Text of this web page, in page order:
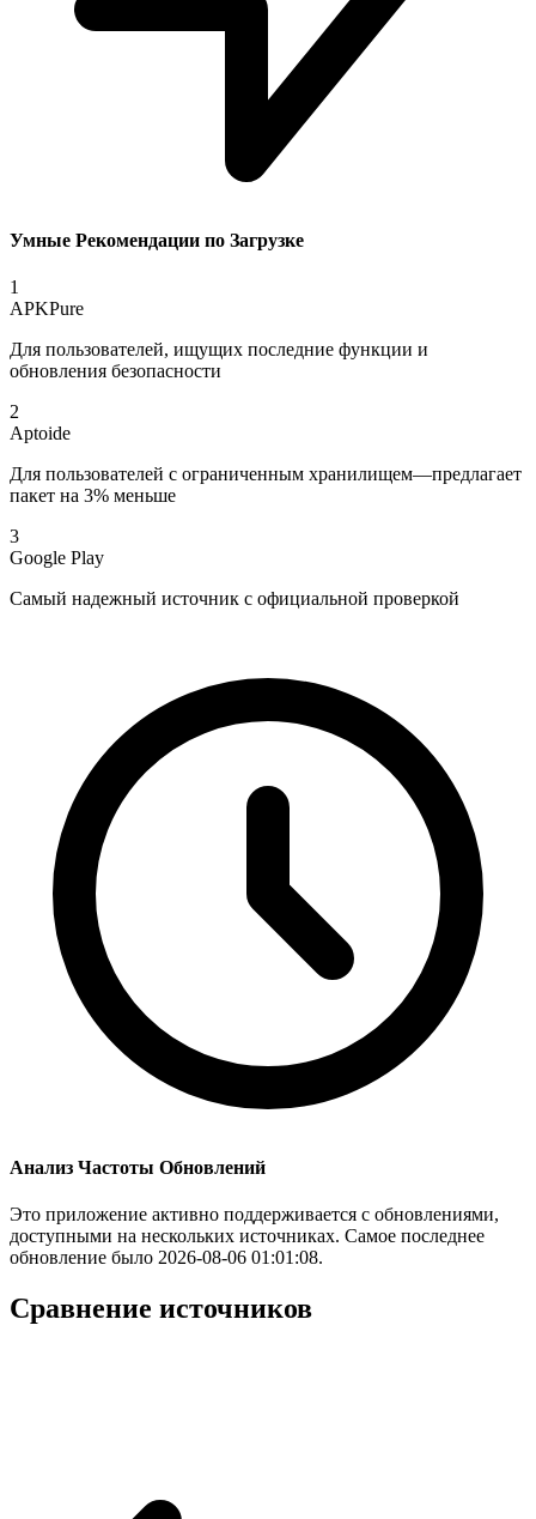
Умные Рекомендации по Загрузке
1
APKPure
Для пользователей, ищущих последние функции и
обновления безопасности
2
Aptoide
Для пользователей с ограниченным хранилищем—предлагает
пакет на 3% меньше
3
Google Play
Самый надежный источник с официальной проверкой
Анализ Частоты Обновлений
Это приложение активно поддерживается с обновлениями,
доступными на нескольких источниках. Самое последнее
обновление было 2026-08-06 01:01:08.
Сравнение источников